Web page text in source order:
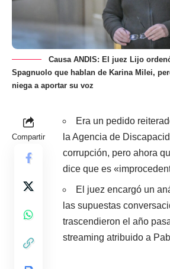
Causa ANDIS: El juez Lijo
Spagnuolo que hablan de Karina Milei,
niega a aportar su voz
Compartir
Era un pedido
la Agencia de
corrupción, pero ahora
dice que es
El juez encargó un
las supuestas
trascendieron el año
streaming atribuido a